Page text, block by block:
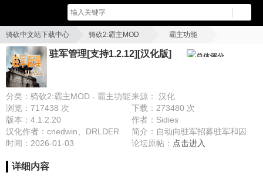
骑砍中文站下载中心 骑砍2:霸主MOD 霸主功能
驻军管理[支持1.2.12][汉化版] 总体评分
驻军管理[支持1.2.12][汉化版]
分类：骑砍2:霸主MOD - 霸主功能来源： 汉化
浏览：717438 次
下载：273480 次
版本：4.1.2.20
作者：Sidies
汉化作者：cnedwin、DRLDER
简介：自动向驻军招募驻军和囚
犯。在您的驻军中训练部队，并建
时间：2026-01-03 论坛原帖： 点击进入
详细内容